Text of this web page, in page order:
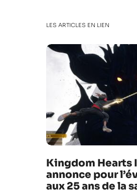
LES ARTICLES EN LIEN
Kingdom Hearts
annonce pour
aux 25 ans de la